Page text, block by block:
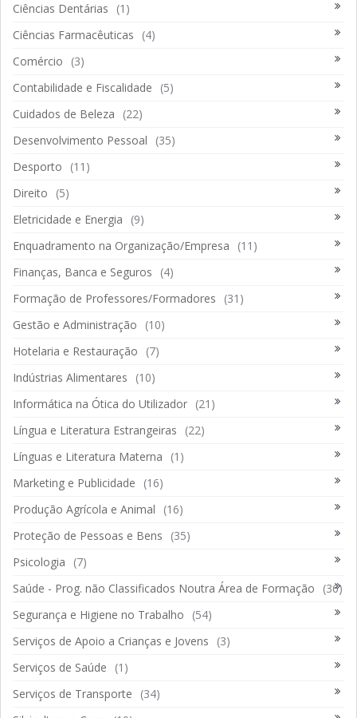
Ciências Dentárias
(1)
Ciências Farmacêuticas
(4)
Comércio
(3)
Contabilidade e Fiscalidade
(5)
Cuidados de Beleza
(22)
Desenvolvimento Pessoal
(35)
Desporto
(11)
Direito
(5)
Eletricidade e Energia
(9)
Enquadramento na Organização/Empresa
(11)
Finanças, Banca e Seguros
(4)
Formação de Professores/Formadores
(31)
Gestão e Administração
(10)
Hotelaria e Restauração
(7)
Indústrias Alimentares
(10)
Informática na Ótica do Utilizador (21)
Língua e Literatura Estrangeiras
(22)
Línguas e Literatura Materna
(1)
Marketing e Publicidade
(16)
Produção Agrícola e Animal
(16)
Proteção de Pessoas e Bens
(35)
Psicologia
(7)
Saúde - Prog. não Classificados Noutra Área de Formação
(36)
Segurança e Higiene no Trabalho
(54)
Serviços de Apoio a Crianças e Jovens
(3)
Serviços de Saúde
(1)
Serviços de Transporte
(34)